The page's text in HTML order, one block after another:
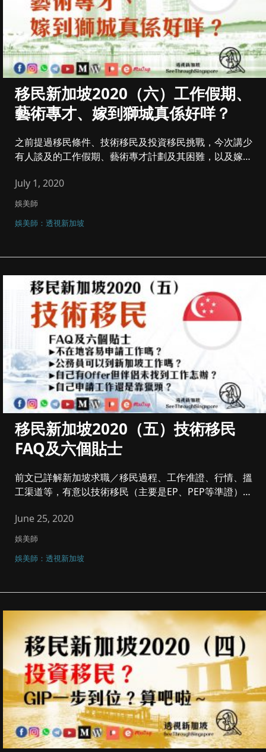
移民新加坡2020（六）工作假期、
藝術專才、嫁到獅城真係好咩？
之前提過移民條件、技術移民及投資移民挑戰，今次講少
有人談及的工作假期、藝術專才計劃及其困難，以及嫁娶
July 1, 2020
娛美師
娛美師：透視新加坡
移民新加坡2020（五）技術移民
FAQ及六個貼士
前文已詳解新加坡求職／移民過程、工作准證、行情、搵
工渠道等，有意以技術移民（主要是EP、PEP等準證）的
June 25, 2020
娛美師
娛美師：透視新加坡